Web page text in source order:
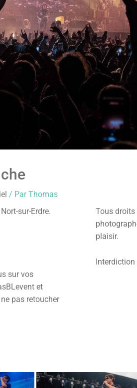
/ ParThomas
Nort-sur-Erdre.
sur vos
et
pas retoucher
Tous
plaisir.
Interdiction